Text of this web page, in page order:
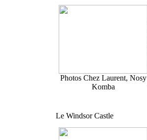
Photos Chez Laurent, Nosy
Komba
Le Windsor Castle